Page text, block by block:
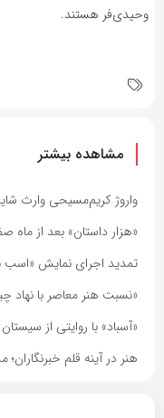
وحیدی‌فر هستند.
مشاهده بیشتر
واروژ کریم‌مسیحی وارث
«هزار داستان» بعد از ماه
تمدید اجرای نمایش «اسب
«نسبت هنر معاصر با
«آسباد» با روایتی از
هنر در آینه قلم